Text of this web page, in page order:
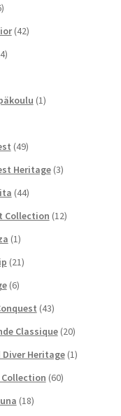
(42)
(1)
(49)
Heritage (3)
(44)
Collection (12)
(1)
(21)
(6)
(43)
Classique (20)
Diver Heritage (1)
Collection (60)
(18)